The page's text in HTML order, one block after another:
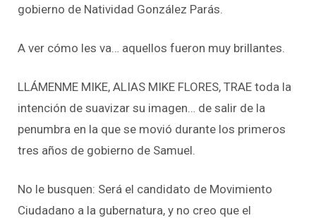
gobierno de Natividad González Parás.
A ver cómo les va… aquellos fueron muy brillantes.
LLÁMENME MIKE, ALIAS MIKE FLORES, TRAE toda la
intención de suavizar su imagen… de salir de la
penumbra en la que se movió durante los primeros
tres años de gobierno de Samuel.
No le busquen: Será el candidato de Movimiento
Ciudadano a la gubernatura, y no creo que el